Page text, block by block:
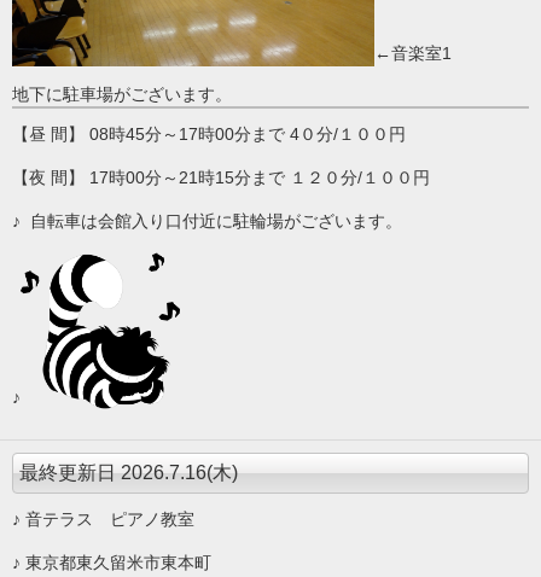
←音楽室1
地下に駐車場がございます。
【昼 間】 08時45分～17時00分まで 4０分/１００円
【夜 間】 17時00分～21時15分まで １２０分/１００円
♪ 自転車は会館入り口付近に駐輪場がございます。
♪
最終更新日 2026.7.16(木)
♪ 音テラス ピアノ教室
♪ 東京都東久留米市東本町